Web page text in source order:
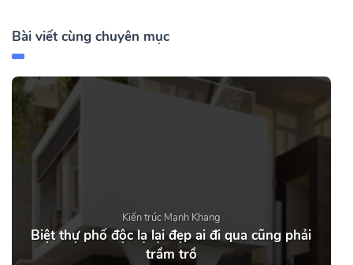
Bài viết cùng chuyên mục
Kiến trúc Mạnh Khang
Biệt thự phố độc lạ lại đẹp ai đi qua cũng phải
trầm trồ